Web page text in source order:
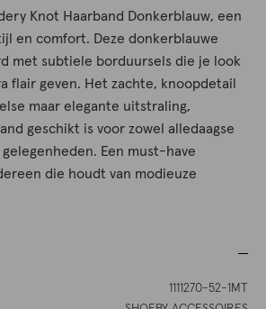
Knot Haarband Donkerblauw, een
en comfort. Deze donkerblauwe
met subtiele borduursels die je look
flair geven. Het zachte, knoopdetail
maar elegante uitstraling,
geschikt is voor zowel alledaagse
Een must-have
die houdt van modieuze
1111270-52-1MT